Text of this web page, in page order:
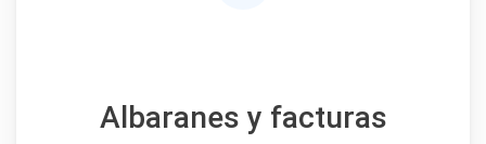
Albaranes y facturas